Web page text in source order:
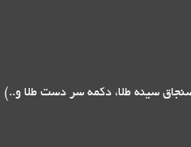
سینه طلا، دکمه سر دست طلا و..)